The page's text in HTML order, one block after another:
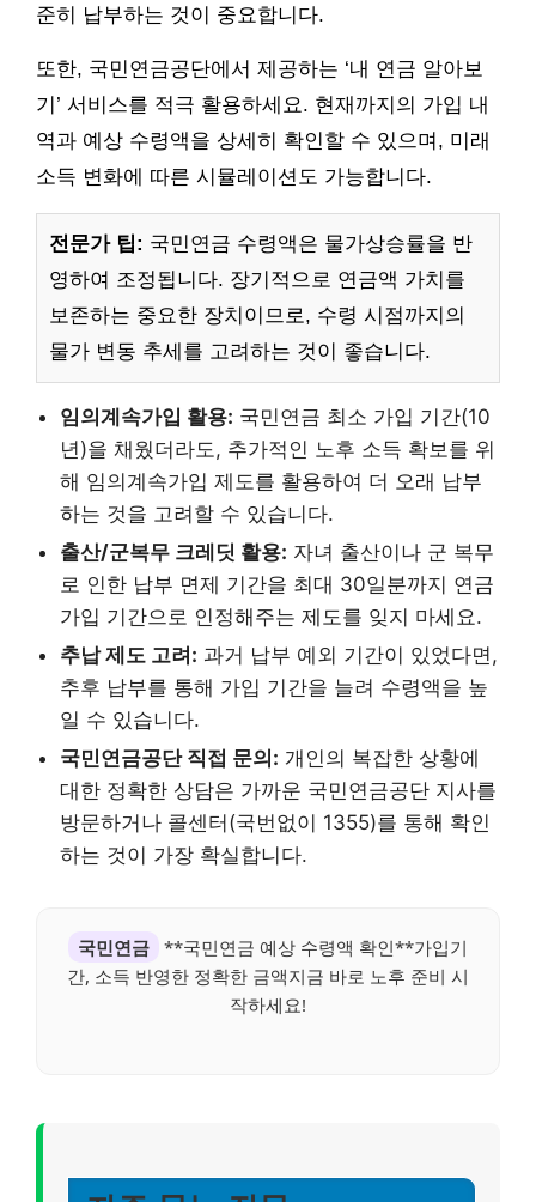
준히 납부하는 것이 중요합니다.
또한, 국민연금공단에서 제공하는 ‘내 연금 알아보
기’ 서비스를 적극 활용하세요. 현재까지의 가입 내
역과 예상 수령액을 상세히 확인할 수 있으며, 미래
소득 변화에 따른 시뮬레이션도 가능합니다.
전문가 팁: 국민연금 수령액은 물가상승률을 반
영하여 조정됩니다. 장기적으로 연금액 가치를
보존하는 중요한 장치이므로, 수령 시점까지의
물가 변동 추세를 고려하는 것이 좋습니다.
임의계속가입 활용: 국민연금 최소 가입 기간(10
년)을 채웠더라도, 추가적인 노후 소득 확보를 위
해 임의계속가입 제도를 활용하여 더 오래 납부
하는 것을 고려할 수 있습니다.
출산/군복무 크레딧 활용: 자녀 출산이나 군 복무
로 인한 납부 면제 기간을 최대 30일분까지 연금
가입 기간으로 인정해주는 제도를 잊지 마세요.
추납 제도 고려: 과거 납부 예외 기간이 있었다면,
추후 납부를 통해 가입 기간을 늘려 수령액을 높
일 수 있습니다.
국민연금공단 직접 문의: 개인의 복잡한 상황에
대한 정확한 상담은 가까운 국민연금공단 지사를
방문하거나 콜센터(국번없이 1355)를 통해 확인
하는 것이 가장 확실합니다.
국민연금 **국민연금 예상 수령액 확인**가입기
간, 소득 반영한 정확한 금액지금 바로 노후 준비 시
작하세요!